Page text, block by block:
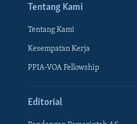
Tentang Kami
Tentang Kami
Kesempatan Kerja
PPIA-VOA Fellowship
Editorial